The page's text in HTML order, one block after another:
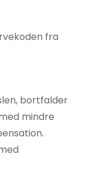
fra
bortfalder
mindre